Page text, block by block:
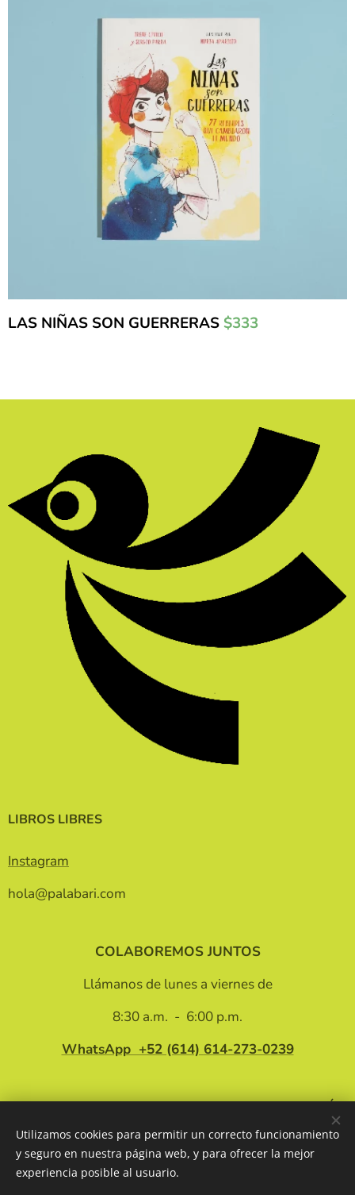
LAS NIÑAS SON GUERRERAS $333
LIBROS LIBRES
Instagram
hola@palabari.com
COLABOREMOS JUNTOS
Llámanos de lunes a viernes de
8:30 a.m. - 6:00 p.m.
WhatsApp +52 (614) 614-273-0239
INFORMACIÓN
Privacy policy
Terms and conditions
Utilizamos cookies para permitir un correcto funcionamiento
y seguro en nuestra página web, y para ofrecer la mejor
experiencia posible al usuario.